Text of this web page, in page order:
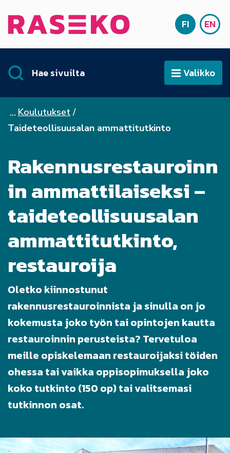
Etusivu SUOMI
FI EN
Hae sivuilta AvaaValikko
Koulutukset
Taideteollisuusalan ammattitutkinto
Rakennusrestauroinn
in ammattilaiseksi –
taideteollisuusalan
ammattitutkinto,
restauroija
Oletko kiinnostunut
rakennusrestauroinnista ja sinulla on jo
kokemusta joko työn tai opintojen kautta
restauroinnin perusteista? Tervetuloa
meille opiskelemaan restauroijaksi töiden
ohessa tai vaikka oppisopimuksella joko
koko tutkinto (150 op) tai valitsemasi
tutkinnon osat.